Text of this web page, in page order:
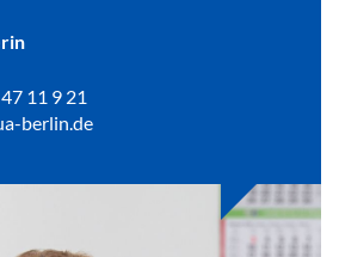
11 9 21
berlin.de